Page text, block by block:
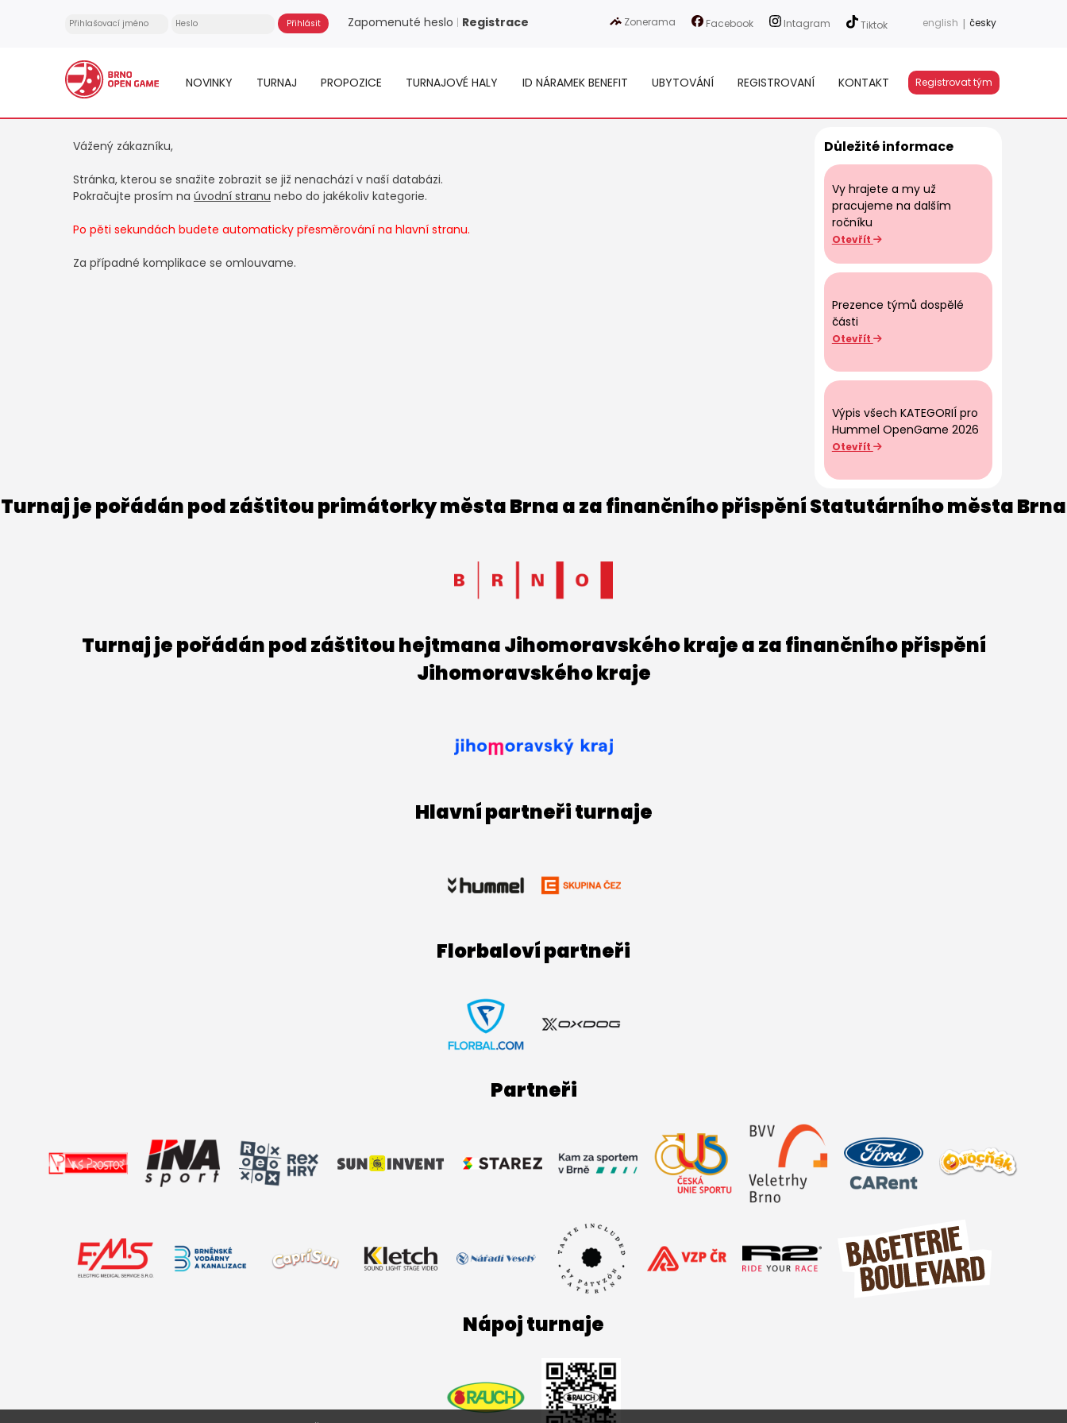
Zapomenuté heslo | Registrace Zonerama Facebook Intagram Tiktok english | česky
NOVINKY TURNAJ PROPOZICE TURNAJOVÉ HALY ID NÁRAMEK BENEFIT UBYTOVÁNÍ REGISTROVANÍ KONTAKT Registrovat tým
Vážený zákazníku,
Stránka, kterou se snažite zobrazit se již nenachází v naší databázi.
Pokračujte prosím na úvodní stranu nebo do jakékoliv kategorie.
Po pěti sekundách budete automaticky přesměrování na hlavní stranu.
Za případné komplikace se omlouvame.
Důležité informace
Vy hrajete a my už
pracujeme na dalším
ročníku
Otevřít
Prezence týmů dospělé
části
Otevřít
Výpis všech KATEGORIÍ pro
Hummel OpenGame 2026
Otevřít
Turnaj je pořádán pod záštitou primátorky města Brna a za finančního přispění Statutárního města Brna
Turnaj je pořádán pod záštitou hejtmana Jihomoravského kraje a za finančního přispění
Jihomoravského kraje
Hlavní partneři turnaje
Florbaloví partneři
Partneři
Nápoj turnaje